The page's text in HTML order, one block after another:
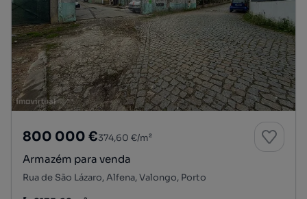
800 000 €374,60 €/m²
Armazém para venda
Rua de São Lázaro, Alfena, Valongo, Porto